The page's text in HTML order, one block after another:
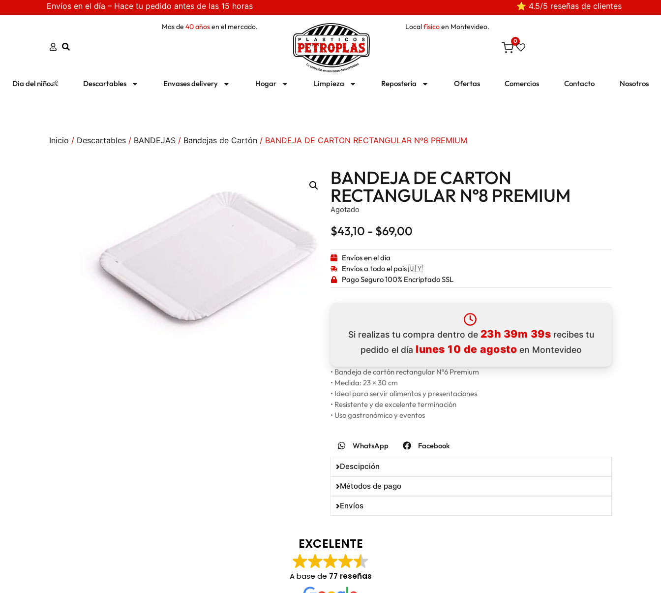
Envíos en el día – Hace tu pedido antes de las 15 horas ⭐ 4.5/5 reseñas de clientes
Mas de 40 añosen el mercado. Localfísicoen Montevideo.
0
Dia del niño👶 Descartables Envases delivery Hogar Limpieza Repostería Ofertas Comercios Contacto Nosotros
Inicio / Descartables / BANDEJAS / Bandejas de Cartón / BANDEJA DE CARTON RECTANGULAR Nº8 PREMIUM
BANDEJA DE CARTON
RECTANGULAR Nº8 PREMIUM
Agotado
$43,10 - $69,00
Envíos en el dia
Envíos a todo el pais 🇺🇾
Pago Seguro 100% Encriptado SSL
Si realizas tu compra dentro de 23h 39m 39s recibes tu
pedido el día lunes 10 de agosto en Montevideo
• Bandeja de cartón rectangular Nº6 Premium
• Medida: 23 × 30 cm
• Ideal para servir alimentos y presentaciones
• Resistente y de excelente terminación
• Uso gastronómico y eventos
WhatsApp Facebook
Descipción
Métodos de pago
Envíos
EXCELENTE
A base de 77 reseñas